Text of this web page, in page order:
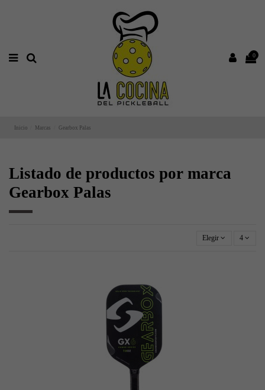
0
Inicio Marcas Gearbox Palas
Listado de productos por marca
Gearbox Palas
Elegir 4